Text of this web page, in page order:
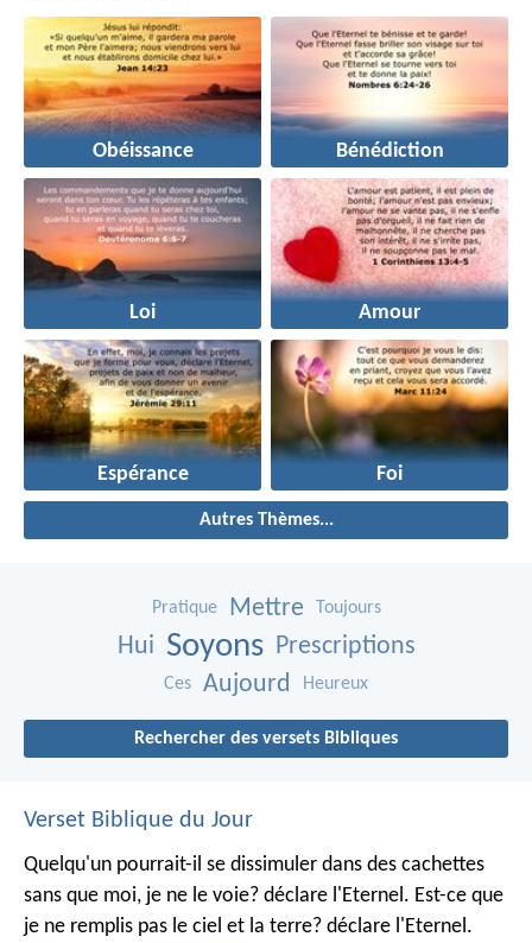
Obéissance Bénédiction
Loi Amour
Espérance Foi
Autres Thèmes...
Pratique Mettre Toujours
Hui Soyons Prescriptions
Ces Aujourd Heureux
Rechercher des versets Bibliques
Verset Biblique du Jour
Quelqu'un pourrait-il se dissimuler dans des cachettes
sans que moi, je ne le voie? déclare l'Eternel. Est-ce que
je ne remplis pas le ciel et la terre? déclare l'Eternel.